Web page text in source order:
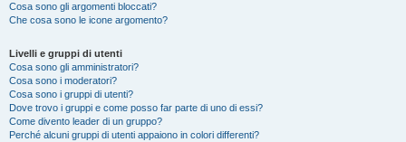
Cosa sono gli argomenti bloccati?
Che cosa sono le icone argomento?
Livelli e gruppi di utenti
Cosa sono gli amministratori?
Cosa sono i moderatori?
Cosa sono i gruppi di utenti?
Dove trovo i gruppi e come posso far parte di uno di essi?
Come divento leader di un gruppo?
Perché alcuni gruppi di utenti appaiono in colori differenti?